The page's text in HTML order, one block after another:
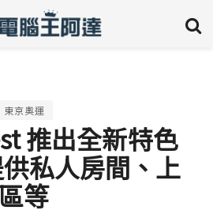
東京奧運
推出全新特色
私人房間、上
等